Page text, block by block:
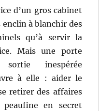
d’un gros cabinet
enclin à blanchir des
qu’à servir la
Mais une porte
inespérée
à elle : aider le
retirer des affaires
en secret